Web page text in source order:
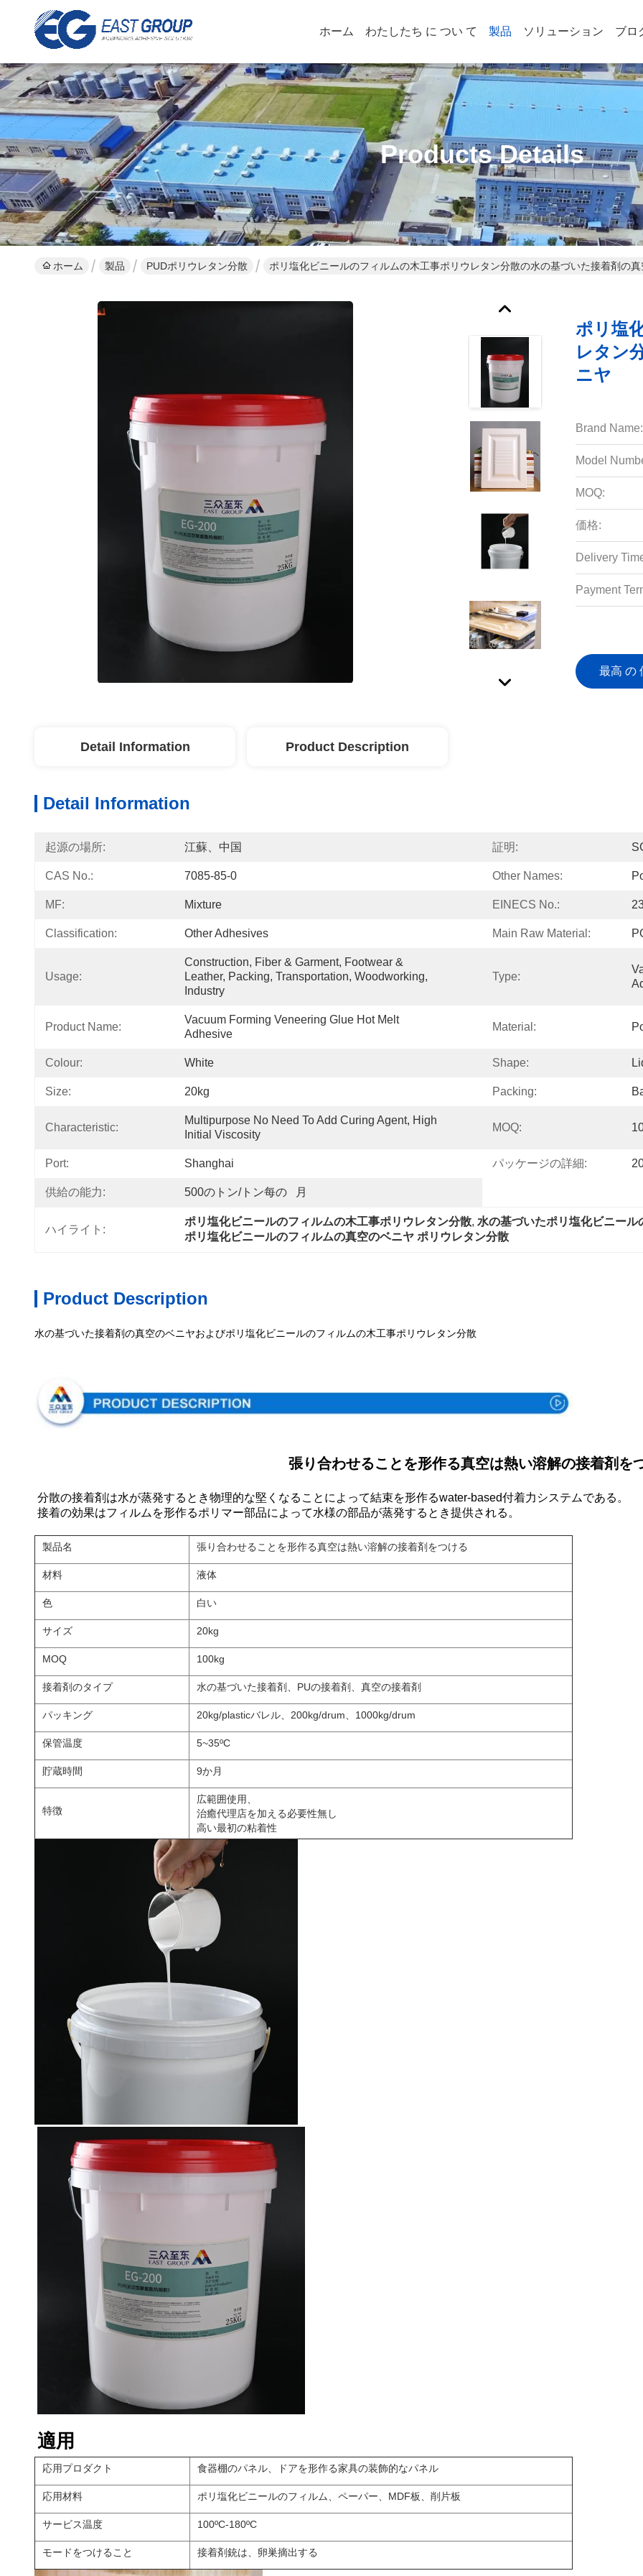
ホーム わたしたち に つい て 製品 ソリューション ブロ
Products Details
ホーム 製品 PUDポリウレタン分散 ポリ塩化ビニールのフィルムの木工事ポリウレタン分散の水の基づいた接着剤の
ポリ塩
レタン
ニヤ
Brand Name:
Model
MOQ:
価格:
Delivery
Payment
最高 の
Detail Information Product Description
Detail Information
起源の場所: 江蘇、中国 証明:
CAS No.: 7085-85-0 Other Names:
MF: Mixture EINECS No.:
Classification: Other Adhesives Main Raw Material:
Usage:
Construction, Fiber & Garment, Footwear &
Leather, Packing, Transportation, Woodworking,
Industry
Type:
Product Name:
Vacuum Forming Veneering Glue Hot Melt
Adhesive
Material:
Colour: White Shape:
Size: 20kg Packing:
Characteristic:
Multipurpose No Need To Add Curing Agent, High
Initial Viscosity
MOQ:
Port: Shanghai パッケージの詳細:
供給の能力: 500のトン/トン每の   月
ハイライト:
ポリ塩化ビニールのフィルムの木工事ポリウレタン分散, 水の基づいたポリ塩化ビニー
ポリ塩化ビニールのフィルムの真空のベニヤ ポリウレタン分散
Product Description
水の基づいた接着剤の真空のベニヤおよびポリ塩化ビニールのフィルムの木工事ポリウレタン分散
張り合わせることを形作る真空は熱い溶解の接着剤を
分散の接着剤は水が蒸発するとき物理的な堅くなることによって結束を形作るwater-based付着力システムである。
接着の効果はフィルムを形作るポリマー部品によって水様の部品が蒸発するとき提供される。
製品名 張り合わせることを形作る真空は熱い溶解の接着剤をつける
材料 液体
色 白い
サイズ 20kg
MOQ 100kg
接着剤のタイプ 水の基づいた接着剤、PUの接着剤、真空の接着剤
パッキング 20kg/plasticバレル、200kg/drum、1000kg/drum
保管温度 5~35ºC
貯蔵時間 9か月
特徴
広範囲使用、
治癒代理店を加える必要性無し
高い最初の粘着性
適用
応用プロダクト 食器棚のパネル、ドアを形作る家具の装飾的なパネル
応用材料 ポリ塩化ビニールのフィルム、ペーパー、MDF板、削片板
サービス温度 100ºC-180ºC
モードをつけること 接着剤銃は、卵巣摘出する